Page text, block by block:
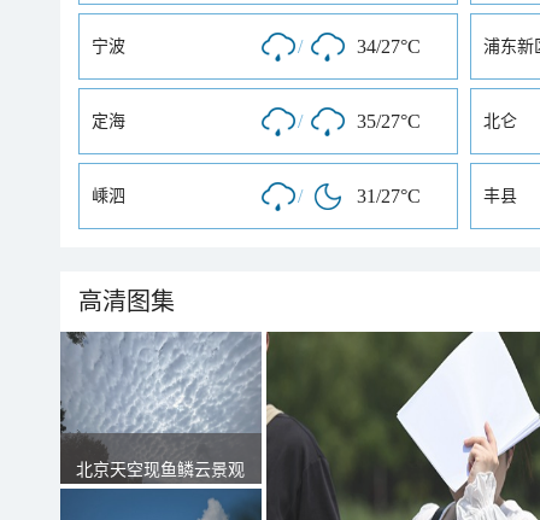
宁波 / 34/27°C 浦东新
定海 / 35/27°C 北仑
嵊泗 / 31/27°C 丰县
高清图集
北京天空现鱼鳞云景观